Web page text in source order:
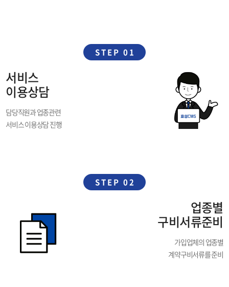
STEP 01
서비스
이용상담
담당직원과 업종관련
서비스 이용상담 진행
STEP 02
업종별
구비서류준비
가입업체의 업종별
계약구비서류를 준비